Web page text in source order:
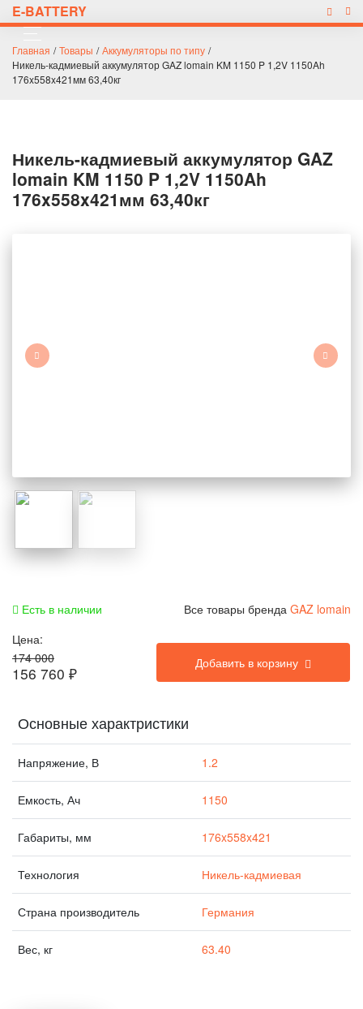
E-BATTERY
Главная / Товары / Аккумуляторы по типу /
Никель-кадмиевый аккумулятор GAZ lomain KM 1150 P 1,2V 1150Ah
176x558x421мм 63,40кг
Никель-кадмиевый аккумулятор GAZ
lomain KM 1150 P 1,2V 1150Ah
176x558x421мм 63,40кг
Есть в наличии Все товары бренда GAZ lomain
Цена:
174 000
156 760 ₽
Добавить в корзину
Основные характристики
Напряжение, В 1.2
Емкость, Ач 1150
Габариты, мм 176x558x421
Технология Никель-кадмиевая
Страна производитель Германия
Вес, кг 63.40